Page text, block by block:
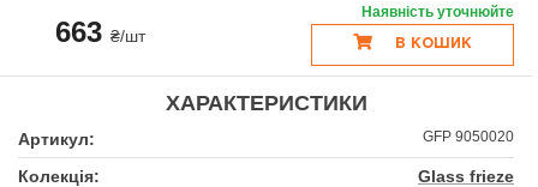
663₴/шт
Наявність уточнюйте
В КОШИК
ХАРАКТЕРИСТИКИ
Артикул: GFР 9050020
Колекція:
Glass frieze